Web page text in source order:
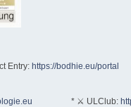
Entry: https://bodhie.eu/portal
* ⚔ ULClub: